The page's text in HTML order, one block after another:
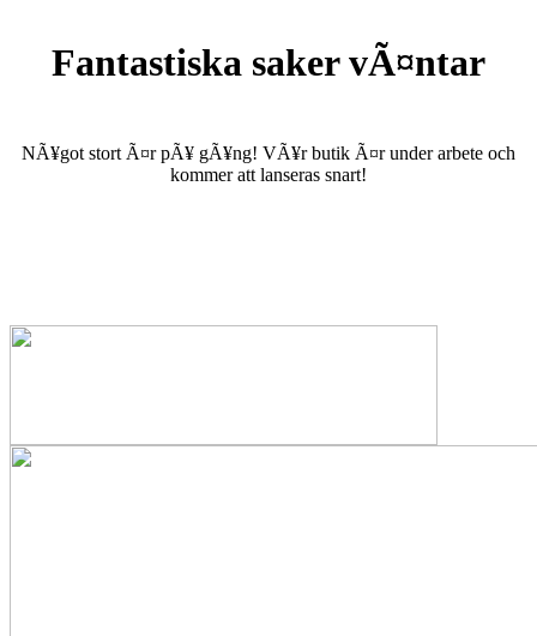
Fantastiska saker vÃ¤ntar
NÃ¥got stort Ã¤r pÃ¥ gÃ¥ng! VÃ¥r butik Ã¤r under arbete och
kommer att lanseras snart!